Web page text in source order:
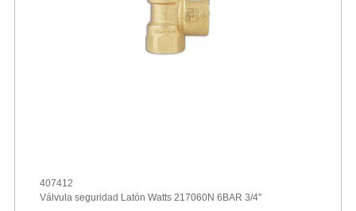
407412
Válvula seguridad Latón Watts 217060N 6BAR 3/4"